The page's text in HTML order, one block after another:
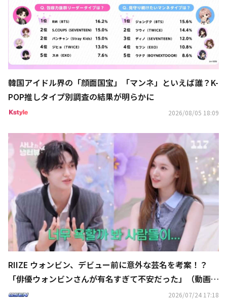
韓国アイドル界の「顔面国宝」「マンネ」といえば誰？K-
POP推しタイプ別調査の結果が明らかに
2026/08/05 18:09
RIIZE ウォンビン、デビュー前に意外な芸名を考案！？
「俳優ウォンビンさんが有名すぎて不安だった」（動画あ
り）
2026/07/24 17:18